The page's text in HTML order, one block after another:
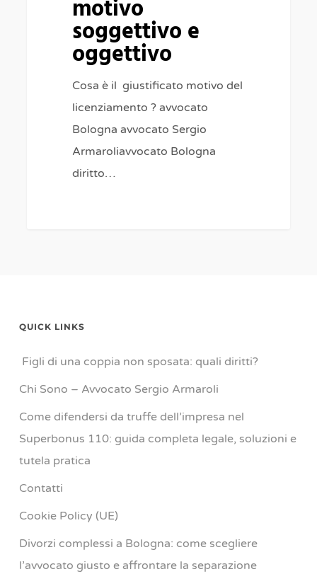
motivo
soggettivo e
oggettivo
Cosa è il giustificato motivo del
licenziamento ? avvocato
Bologna avvocato Sergio
Armaroliavvocato Bologna
diritto…
QUICK LINKS
Figli di una coppia non sposata: quali diritti?
Chi Sono – Avvocato Sergio Armaroli
Come difendersi da truffe dell’impresa nel
Superbonus 110: guida completa legale, soluzioni e
tutela pratica
Contatti
Cookie Policy (UE)
Divorzi complessi a Bologna: come scegliere
l’avvocato giusto e affrontare la separazione